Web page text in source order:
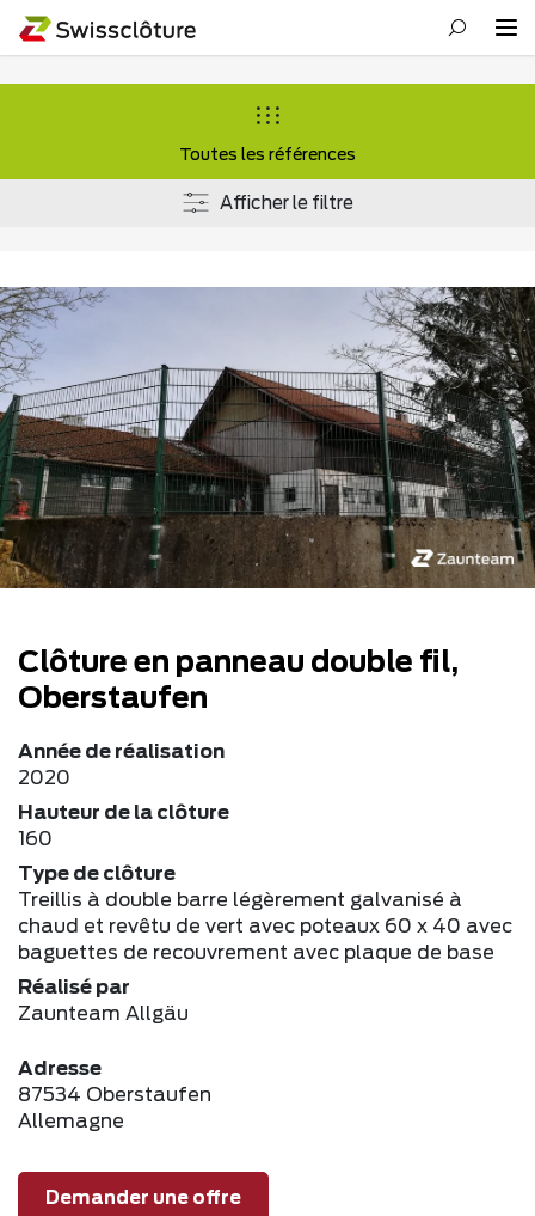
Toutes les références
Afficher le filtre
Clôture en panneau double fil,
Oberstaufen
Année de réalisation
2020
Hauteur de la clôture
160
Type de clôture
Treillis à double barre légèrement galvanisé à
chaud et revêtu de vert avec poteaux 60 x 40 avec
baguettes de recouvrement avec plaque de base
Réalisé par
Zaunteam Allgäu
Adresse
87534 Oberstaufen
Allemagne
Demander une offre